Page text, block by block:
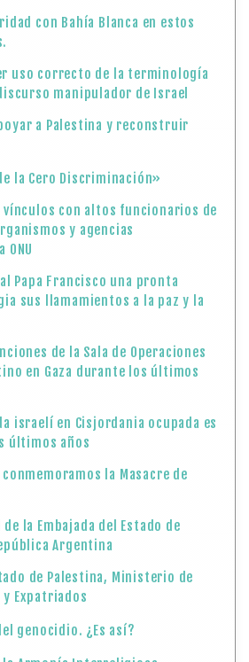
con Bahía Blanca en estos
uso correcto de la terminología
manipulador de Israel
a Palestina y reconstruir
la Cero Discriminación»
con altos funcionarios de
y agencias
Papa Francisco una pronta
sus llamamientos a la paz y la
de la Sala de Operaciones
en Gaza durante los últimos
israelí en Cisjordania ocupada es
últimos años
la Masacre de
la Embajada del Estado de
Argentina
de Palestina, Ministerio de
Expatriados
genocidio. ¿Es así?